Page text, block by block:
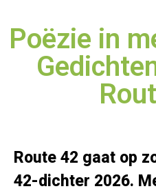
Poëzie in
Route 42 gaat op
42-dichter 2026.